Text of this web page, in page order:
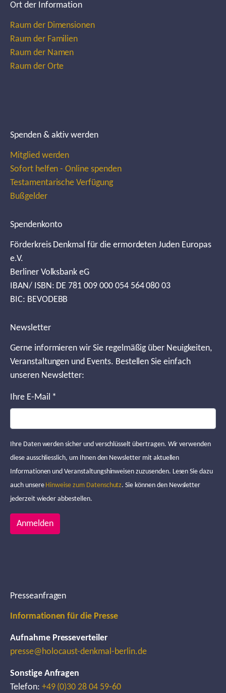
Ort der Information
Raum der Dimensionen
Raum der Familien
Raum der Namen
Raum der Orte
Spenden & aktiv werden
Mitglied werden
Sofort helfen - Online spenden
Testamentarische Verfügung
Bußgelder
Spendenkonto
Förderkreis Denkmal für die ermordeten Juden Europas
e.V.
Berliner Volksbank eG
IBAN/ ISBN: DE 781 009 000 054 564 080 03
BIC: BEVODEBB
Newsletter
Gerne informieren wir Sie regelmäßig über Neuigkeiten,
Veranstaltungen und Events. Bestellen Sie einfach
unseren Newsletter:
Ihre E-Mail *
Ihre Daten werden sicher und verschlüsselt übertragen. Wir verwenden
diese ausschliesslich, um Ihnen den Newsletter mit aktuellen
Informationen und Veranstaltungshinweisen zuzusenden. Lesen Sie dazu
auch unsere Hinweise zum Datenschutz. Sie können den Newsletter
jederzeit wieder abbestellen.
Anmelden
Presseanfragen
Informationen für die Presse
Aufnahme Presseverteiler
presse@holocaust-denkmal-berlin.de
Sonstige Anfragen
Telefon: +49 (0)30 28 04 59-60